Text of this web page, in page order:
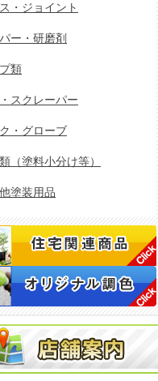
・ジョイント
ー・研磨剤
類
スクレーパー
・グローブ
（塗料小分け等）
塗装用品